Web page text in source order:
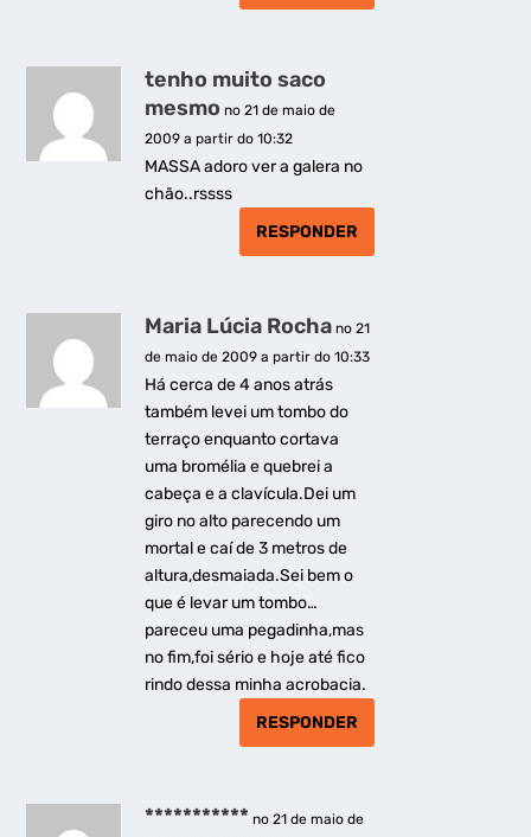
tenho muito saco
mesmo no 21 de maio de
2009 a partir do 10:32
MASSA adoro ver a galera no
chão..rssss
RESPONDER
Maria Lúcia Rocha no 21
de maio de 2009 a partir do 10:33
Há cerca de 4 anos atrás
também levei um tombo do
terraço enquanto cortava
uma bromélia e quebrei a
cabeça e a clavícula.Dei um
giro no alto parecendo um
mortal e caí de 3 metros de
altura,desmaiada.Sei bem o
que é levar um tombo…
pareceu uma pegadinha,mas
no fim,foi sério e hoje até fico
rindo dessa minha acrobacia.
RESPONDER
*********** no 21 de maio de